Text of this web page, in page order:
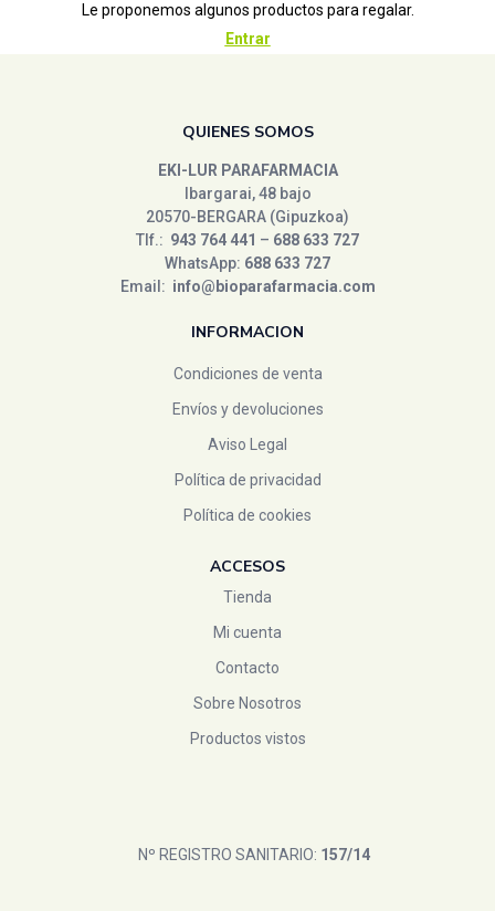
Le proponemos algunos productos para regalar.
Entrar
QUIENES SOMOS
EKI-LUR PARAFARMACIA
Ibargarai, 48 bajo
20570-BERGARA (Gipuzkoa)
Tlf.: 943 764 441 – 688 633 727
WhatsApp: 688 633 727
Email: info@bioparafarmacia.com
INFORMACION
Condiciones de venta
Envíos y devoluciones
Aviso Legal
Política de privacidad
Política de cookies
ACCESOS
Tienda
Mi cuenta
Contacto
Sobre Nosotros
Productos vistos
Nº REGISTRO SANITARIO: 157/14